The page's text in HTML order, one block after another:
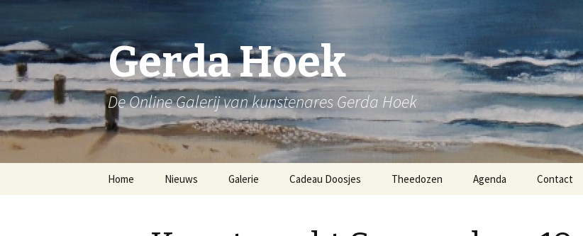
Gerda Hoek
De Online Galerij van kunstenares Gerda Hoek
Home Nieuws Galerie Cadeau Doosjes Theedozen Agenda Contact